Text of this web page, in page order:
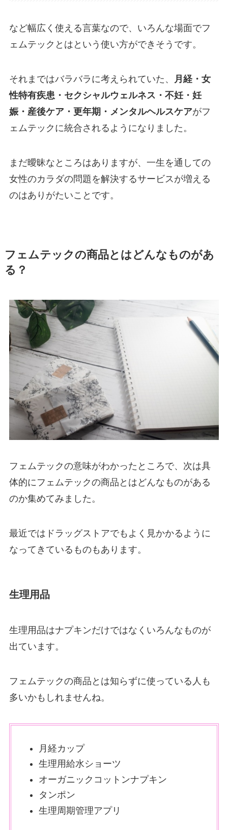
など幅広く使える言葉なので、いろんな場面でフ
ェムテックとはという使い方ができそうです。
それまではバラバラに考えられていた、
月経・女
性特有疾患・セクシャルウェルネス・不妊・妊
娠・産後ケア・更年期・メンタルヘルスケアがフ
ェムテックに統合されるようになりました。
まだ曖昧なところはありますが、一生を通しての
女性のカラダの問題を解決するサービスが増える
のはありがたいことです。
フェムテックの商品とはどんなものがあ
る？
フェムテックの意味がわかったところで、次は具
体的にフェムテックの商品とはどんなものがある
のか集めてみました。
最近ではドラッグストアでもよく見かかるように
なってきているものもあります。
生理用品
生理用品はナプキンだけではなくいろんなものが
出ています。
フェムテックの商品とは知らずに使っている人も
多いかもしれませんね。
月経カップ
生理用給水ショーツ
オーガニックコットンナプキン
タンポン
生理周期管理アプリ